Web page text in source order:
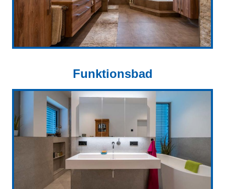
Funktionsbad